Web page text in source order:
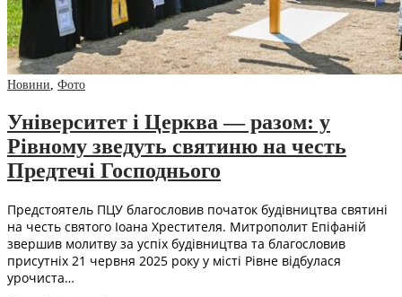
Новини Фото
Університет і Церква — разом: у
Рівному зведуть святиню на честь
Предтечі Господнього
Предстоятель ПЦУ благословив початок будівництва святині
на честь святого Іоана Хрестителя. Митрополит Епіфаній
звершив молитву за успіх будівництва та благословив
присутніх 21 червня 2025 року у місті Рівне відбулася
урочиста…